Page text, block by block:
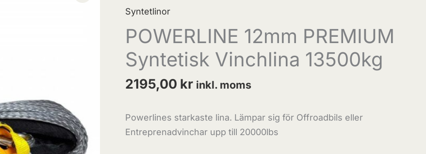
Syntetlinor
POWERLINE 12mm PREMIUM
Syntetisk Vinchlina 13500kg
2195,00 kr inkl. moms
Powerlines starkaste lina. Lämpar sig för Offroadbils eller
Entreprenadvinchar upp till 20000lbs